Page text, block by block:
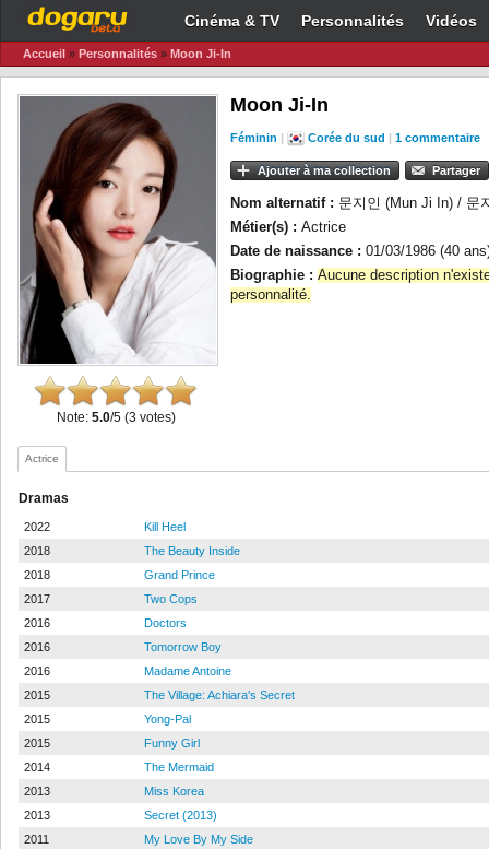
Cinéma & TV Personnalités Vidéos
Accueil » Personnalités » Moon Ji-In
Note: 5.0/5 (3 votes)
Moon Ji-In
Féminin | Corée du sud | 1 commentaire
Ajouter à ma collection Partager
Nom alternatif : 문지인 (Mun Ji In) / 문
Métier(s) : Actrice
Date de naissance : 01/03/1986 (40
Biographie : Aucune description
personnalité.
Actrice
Dramas
2022
Kill Heel
2018
The Beauty Inside
2018
Grand Prince
2017
Two Cops
2016
Doctors
2016
Tomorrow Boy
2016
Madame Antoine
2015
The Village: Achiara's Secret
2015
Yong-Pal
2015
Funny Girl
2014
The Mermaid
2013
Miss Korea
2013
Secret (2013)
2011
My Love By My Side